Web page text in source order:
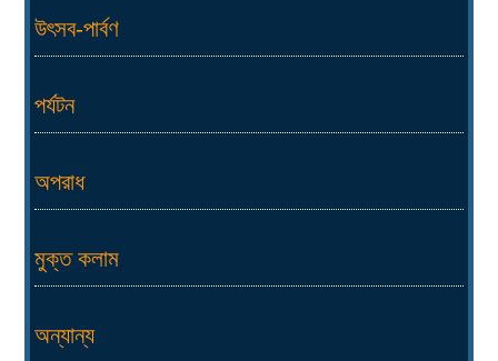
উৎসব-পার্বণ
পর্যটন
অপরাধ
মুক্ত কলাম
অন্যান্য